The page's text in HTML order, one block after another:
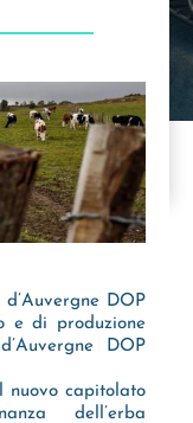
DOP
e di produzione
DOP
nuovo capitolato
dell’erba